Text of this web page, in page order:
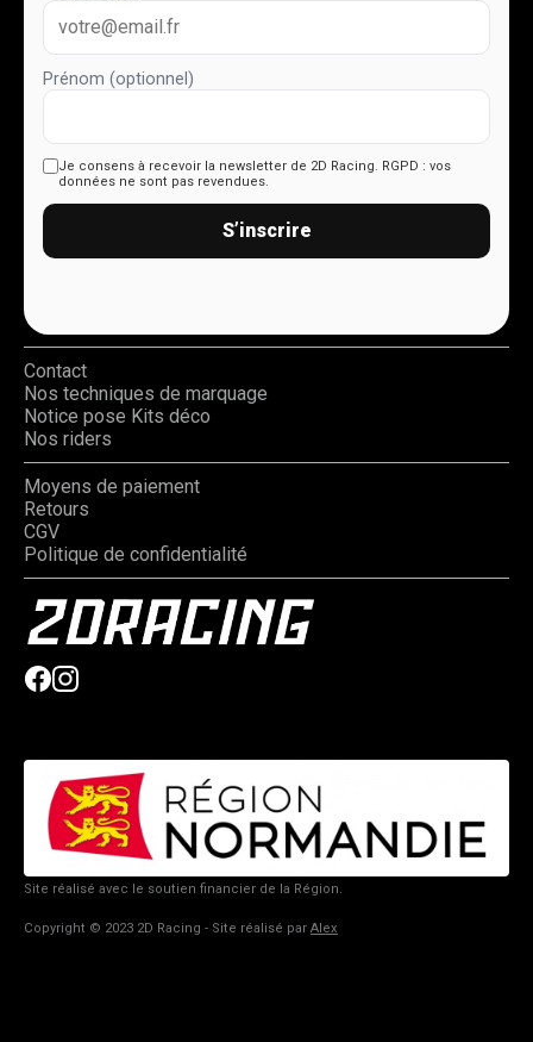
Prénom (optionnel)
Je consens à recevoir la newsletter de 2D Racing. RGPD : vos
données ne sont pas revendues.
S’inscrire
Contact
Nos techniques de marquage
Notice pose Kits déco
Nos riders
Moyens de paiement
Retours
CGV
Politique de confidentialité
Site réalisé avec le soutien financier de la Région.
Copyright © 2023 2D Racing - Site réalisé par Alex